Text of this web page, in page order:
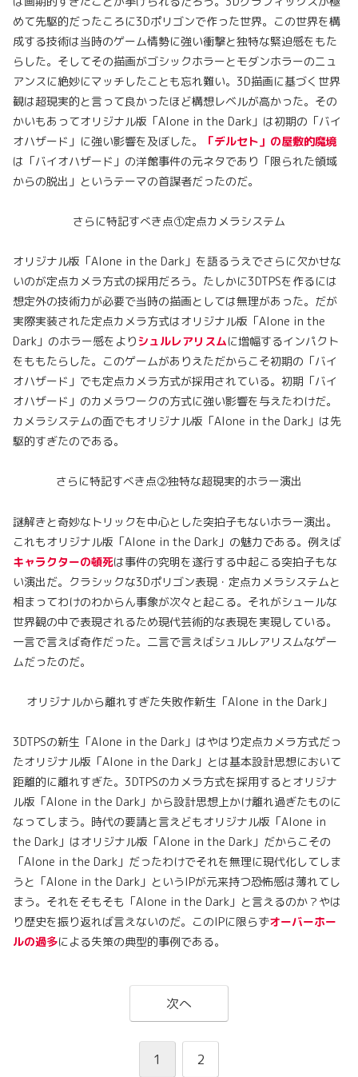
めて先駆的だったころに3Dポリゴンで作った世界。この世界を構
成する技術は当時のゲーム情勢に強い衝撃と独特な緊迫感をもた
らした。そしてその描画がゴシックホラーとモダンホラーのニュ
アンスに絶妙にマッチしたことも忘れ難い。3D描画に基づく世界
観は超現実的と言って良かったほど構想レベルが高かった。その
かいもあってオリジナル版「Alone in the Dark」は初期の「バイ
オハザード」に強い影響を及ぼした。
「デルセト」の屋敷的魔境
は「バイオハザード」の洋館事件の元ネタであり「限られた領域
からの脱出」というテーマの首謀者だったのだ。
さらに特記すべき点①定点カメラシステム
オリジナル版「Alone in the Dark」を語るうえでさらに欠かせな
いのが定点カメラ方式の採用だろう。たしかに3DTPSを作るには
想定外の技術力が必要で当時の描画としては無理があった。だが
実際実装された定点カメラ方式はオリジナル版「Alone in the
Dark」のホラー感をよりシュルレアリスムに増幅するインパクト
をももたらした。このゲームがありえただからこそ初期の「バイ
オハザード」でも定点カメラ方式が採用されている。初期「バイ
オハザード」のカメラワークの方式に強い影響を与えたわけだ。
カメラシステムの面でもオリジナル版「Alone in the Dark」は先
駆的すぎたのである。
さらに特記すべき点②独特な超現実的ホラー演出
謎解きと奇妙なトリックを中心とした突拍子もないホラー演出。
これもオリジナル版「Alone in the Dark」の魅力である。例えば
キャラクターの頓死は事件の究明を遂行する中起こる突拍子もな
い演出だ。クラシックな3Dポリゴン表現・定点カメラシステムと
相まってわけのわからん事象が次々と起こる。それがシュールな
世界観の中で表現されるため現代芸術的な表現を実現している。
一言で言えば奇作だった。二言で言えばシュルレアリスムなゲー
ムだったのだ。
オリジナルから離れすぎた失敗作新生「Alone in the Dark」
3DTPSの新生「Alone in the Dark」はやはり定点カメラ方式だっ
たオリジナル版「Alone in the Dark」とは基本設計思想において
距離的に離れすぎた。3DTPSのカメラ方式を採用するとオリジナ
ル版「Alone in the Dark」から設計思想上かけ離れ過ぎたものに
なってしまう。時代の要請と言えどもオリジナル版「Alone in
the Dark」はオリジナル版「Alone in the Dark」だからこその
「Alone in the Dark」だったわけでそれを無理に現代化してしま
うと「Alone in the Dark」というIPが元来持つ恐怖感は薄れてし
まう。それをそもそも「Alone in the Dark」と言えるのか？やは
り歴史を振り返れば言えないのだ。このIPに限らずオーバーホー
ルの過多による失策の典型的事例である。
次へ
1 2